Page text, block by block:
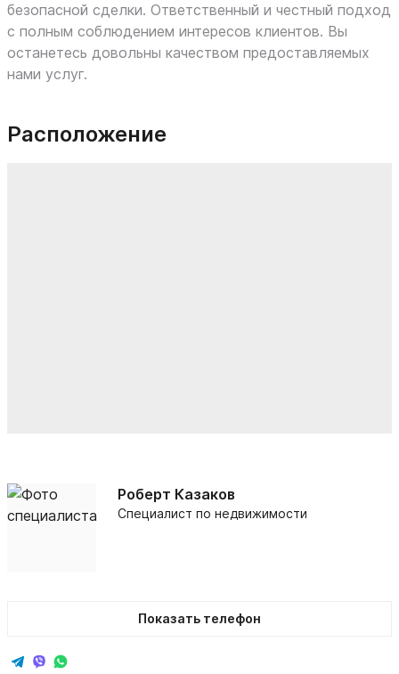
безопасной сделки. Ответственный и честный подход
с полным соблюдением интересов клиентов. Вы
останетесь довольны качеством предоставляемых
нами услуг.
Расположение
Роберт Казаков
Специалист по недвижимости
Показать телефон